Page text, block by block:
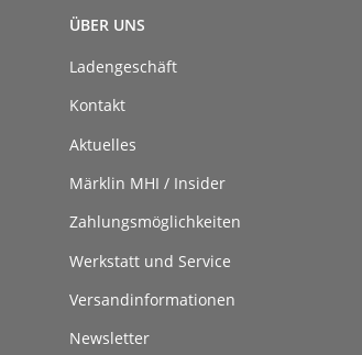
ÜBER UNS
Ladengeschäft
Kontakt
Aktuelles
Märklin MHI / Insider
Zahlungsmöglichkeiten
Werkstatt und Service
Versandinformationen
Newsletter